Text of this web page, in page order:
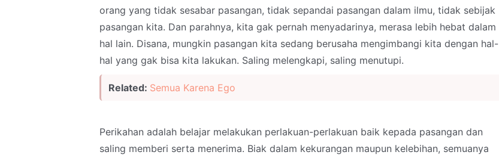
orang yang tidak sesabar pasangan, tidak sepandai pasangan dalam ilmu, tidak sebijak
pasangan kita. Dan parahnya, kita gak pernah menyadarinya, merasa lebih hebat dalam
hal lain. Disana, mungkin pasangan kita sedang berusaha mengimbangi kita dengan hal-
hal yang gak bisa kita lakukan. Saling melengkapi, saling menutupi.
Related: Semua Karena Ego
Perikahan adalah belajar melakukan perlakuan-perlakuan baik kepada pasangan dan
saling memberi serta menerima. Biak dalam kekurangan maupun kelebihan, semuanya